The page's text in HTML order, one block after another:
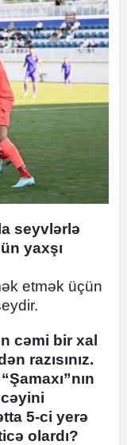
seyvlərlə
yaxşı
etmək üçün
cəmi bir xal
razısınız.
5-ci yerə
olardı?